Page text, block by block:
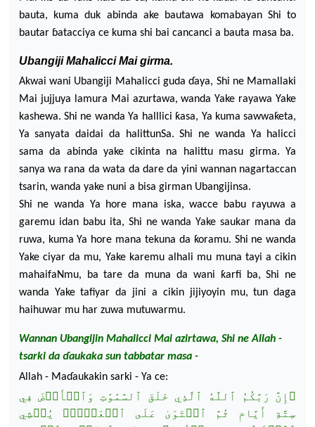
bauta, kuma duk abinda ake bautawa komabayan Shi to
bautar ɓatacciya ce kuma shi bai cancanci a bauta masa ba.
Ubangiji Mahalicci Mai girma.
Akwai wani Ubangiji Mahalicci gudaɗaya, Shi ne Mamallaki
Mai jujjuya lamura Mai azurtawa, wanda Yake rayawa Yake
kashewa. Shi ne wanda Ya halllici ƙasa, Ya kuma sawwaƙeta,
Ya sanyata daidai da halittunSa. Shi ne wanda Ya halicci
sama da abinda yake cikinta na halittu masu girma. Ya
sanya wa rana da wata da dare da yini wannan nagartaccan
tsarin, wanda yake nuni a bisa girman Ubangijinsa.
Shi ne wanda Ya hore mana iska, wacce babu rayuwa a
garemu idan babu ita, Shi ne wanda Yake saukar mana da
ruwa, kuma Ya hore mana tekuna da ƙoramu. Shi ne wanda
Yake ciyar da mu, Yake karemu alhali mu muna tayi a cikin
mahaifaNmu, batare da muna da wani ƙarfi ba, Shi ne
wanda Yake tafiyar da jini a cikin jijiyoyin mu, tun daga
haihuwar mu har zuwa mutuwarmu.
Wannan Ubangijin Mahalicci Mai azirtawa, Shi ne Allah -
tsarki da ɗaukaka sun tabbatar masa -
Allah - Maɗaukakin sarki - Ya ce:
﴿ إِنَّ رَبَّكُمُ ٱللَّهُ ٱلَّذِي خَلَقَ ٱلسَّمَٰوَٰتِ وَٱلۡأَرۡضَ فِي
سِتَّةِ أَيَّامٖ ثُمَّ ٱسۡتَوَىٰ عَلَى ٱلۡعَرۡشِۖ يُغۡشِي